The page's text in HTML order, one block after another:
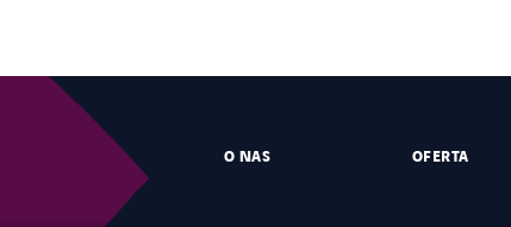
O NAS OFERTA